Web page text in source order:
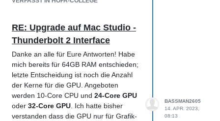
RE: Upgrade auf Mac Studio -
Thunderbolt 2 Interface
Danke an alle für Eure Antworten! Habe
mich bereits für 64GB RAM entschieden;
letzte Entscheidung ist noch die Anzahl
der Kerne für die GPU. Angeboten
werden 10-Core CPU und 24-Core GPU
oder 32-Core GPU . Ich hatte bisher
verstanden dass die GPU nur für Grafik-
BASSMAN2605
14. APR. 2023,
08:13